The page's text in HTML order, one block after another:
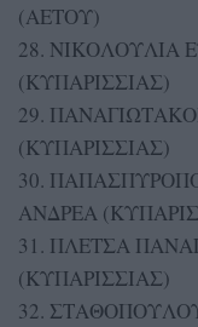
(ΑΕΤΟΥ)
28. ΝΙΚΟΛΟΥΛΙΑ
(ΚΥΠΑΡΙΣΣΙΑΣ)
29.
(ΚΥΠΑΡΙΣΣΙΑΣ)
30.
ΑΝΔΡΕΑ
31. ΠΛΕΤΣΑ
(ΚΥΠΑΡΙΣΣΙΑΣ)
32.